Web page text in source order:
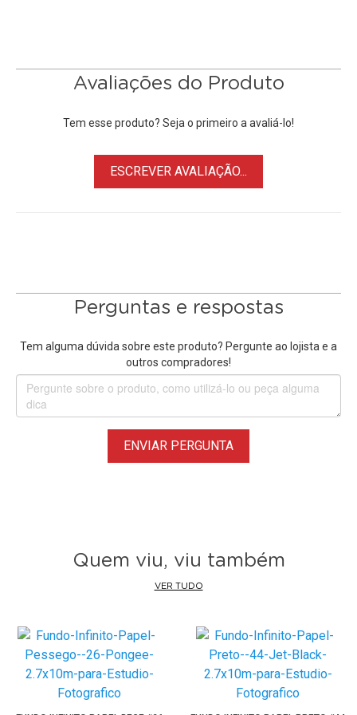
indispensável nas filmagens de longas e curtas metragens e
• Fácil dobramento e armazenamento
• Comprimento de 3x6 metros
A cor do Tecido / Pano Estampado para Fundo infinito
fotos meramente ilustrativas.
Avaliações do Produto
Tem esse produto? Seja o primeiro a avaliá-lo!
ESCREVER AVALIAÇÃO...
Perguntas e respostas
Tem alguma dúvida sobre este produto? Pergunte ao lojista e a
outros compradores!
ENVIAR PERGUNTA
Quem viu, viu também
VER TUDO